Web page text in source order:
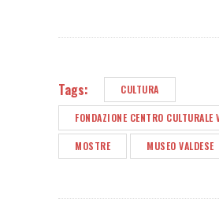
Tags: CULTURA
FONDAZIONE CENTRO CULTURALE
MOSTRE MUSEO VALDESE